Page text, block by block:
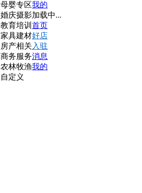
母婴专区
婚庆摄影
教育培训
家具建材
房产相关
商务服务
农林牧渔
自定义
我的
加载中...
首页
好店
入驻
消息
我的